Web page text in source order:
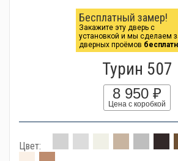
Бесплатный замер!
Закажите эту дверь с
установкой и мы сделаем
дверных проёмов
Турин 507
8 950 ₽
Цена с коробкой
Цвет: